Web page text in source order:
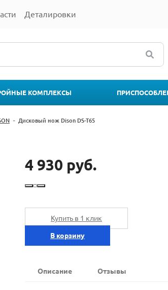
Деталировки
КОМПЛЕКСЫ
- Дисковый нож Dison DS-T65
4 930 руб.
Купить в 1 клик
В корзину
Описание Отзывы